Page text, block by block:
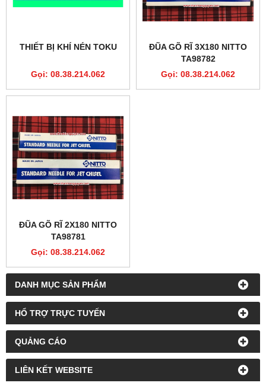
DANH MỤC SẢN PHẨM
HỔ TRỢ TRỰC TUYẾN
QUẢNG CÁO
LIÊN KẾT WEBSITE
THIẾT BỊ KHÍ NÉN TOKU
Gọi: 08.38.214.062
ĐŨA GÕ RĨ 3X180 NITTO
TA98782
Gọi: 08.38.214.062
ĐŨA GÕ RĨ 2X180 NITTO
TA98781
Gọi: 08.38.214.062